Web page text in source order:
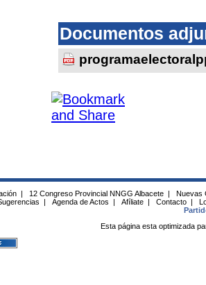
Documentos
| 12 Congreso Provincial NNGG Albacete |
Nuevas
| Agenda de Actos | Afíliate | Contacto |
Esta página esta optimizada